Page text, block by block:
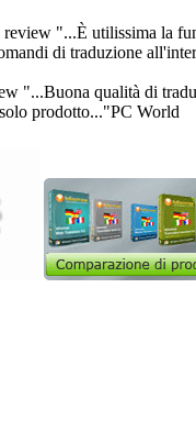
"...È utilissima la
di traduzione
"...Buona qualità di
prodotto..."PC World